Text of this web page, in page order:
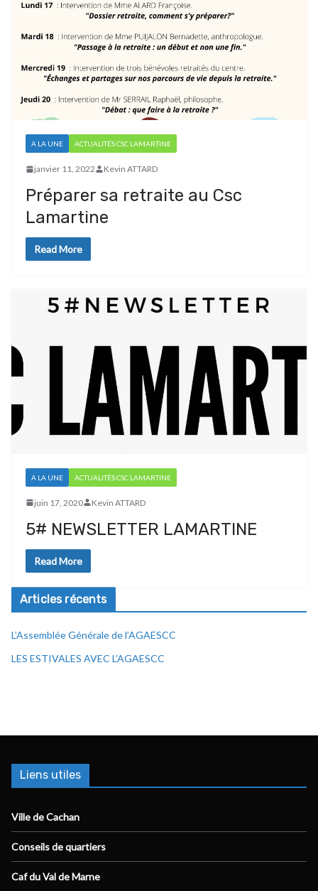
A LA UNE ACTUALITÉS CSC LAMARTINE
janvier 11, 2022 Kevin ATTARD
Préparer sa retraite au Csc
Lamartine
Read More
A LA UNE ACTUALITÉS CSC LAMARTINE
juin 17, 2020 Kevin ATTARD
5# NEWSLETTER LAMARTINE
Read More
Articles récents
L’Assemblée Générale de l’AGAESCC
LES ESTIVALES AVEC L’AGAESCC
Liens utiles
Ville de Cachan
Conseils de quartiers
Caf du Val de Marne